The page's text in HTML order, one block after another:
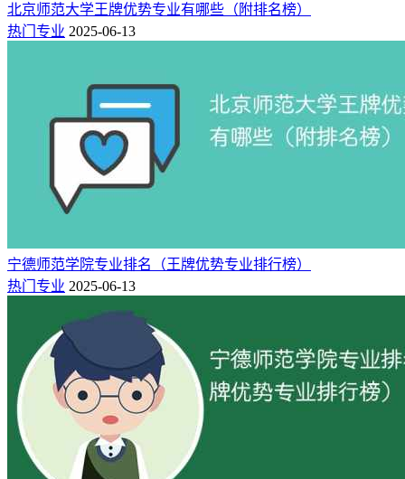
这些都是北京语言大学优势特色专业，是本校排名最好的专
业，也是志愿填报热门选择的专业，就业率高，薪资待遇前景
二：北京语言大学专业排名一览表（校友
北京语言大学王牌专业排名（研究型）：
语言文学（全国第10名）、国际事务与国际关系（全国第1
名）、意大利语（全国第4名）、阿拉伯语（全国第5名）、翻
译（全国第7名）、西班牙语（全国第10名）、朝鲜语（全国
第10名）。
专业
档次
全国
排名
专业名称
星级
排名
办学层次
A++ 1 汉语言 7★
世界知名高水平、中国
A++ 汉语国际教育
北京师范大学王牌优势专业有哪些（附排名榜）
热门专业 2025-06-13
宁德师范学院专业排名（王牌优势专业排行榜）
热门专业 2025-06-13